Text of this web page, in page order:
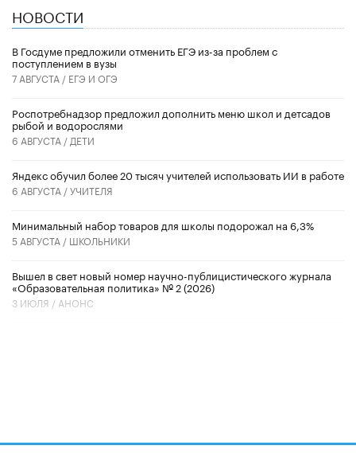
НОВОСТИ
В Госдуме предложили отменить ЕГЭ из-за проблем с
поступлением в вузы
7 АВГУСТА / ЕГЭ И ОГЭ
Роспотребнадзор предложил дополнить меню школ и детсадов
рыбой и водорослями
6 АВГУСТА / ДЕТИ
​Яндекс обучил более 20 тысяч учителей использовать ИИ в работе
6 АВГУСТА /УЧИТЕЛЯ
Минимальный набор товаров для школы подорожал на 6,3%
5 АВГУСТА / ШКОЛЬНИКИ
Вышел в свет новый номер научно-публицистического журнала
«Образовательная политика» № 2 (2026)
3 ИЮЛЯ / АНОНС